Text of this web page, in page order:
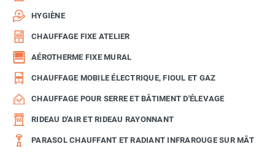
HYGIÈNE
CHAUFFAGE FIXE ATELIER
AÉROTHERME FIXE MURAL
CHAUFFAGE MOBILE ÉLECTRIQUE, FIOUL ET GAZ
CHAUFFAGE POUR SERRE ET BÂTIMENT D'ÉLEVAGE
RIDEAU D'AIR ET RIDEAU RAYONNANT
PARASOL CHAUFFANT ET RADIANT INFRAROUGE SUR MÂT